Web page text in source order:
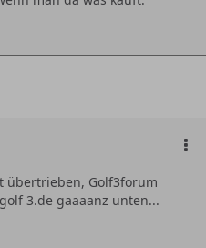
übertrieben, Golf3forum
3.de gaaaanz unten...